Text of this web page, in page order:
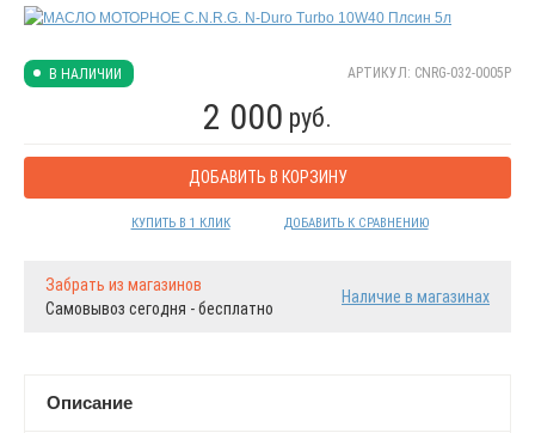
В НАЛИЧИИ АРТИКУЛ: CNRG-032-0005P
2 000 руб.
ДОБАВИТЬ В КОРЗИНУ
КУПИТЬ В 1 КЛИК ДОБАВИТЬ К СРАВНЕНИЮ
Забрать из магазинов
Самовывоз сегодня - бесплатно
Наличие в магазинах
Описание